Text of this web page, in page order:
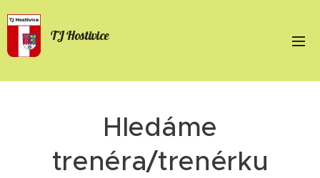
TJ Hostivice
Hledáme
trenéra/trenérku